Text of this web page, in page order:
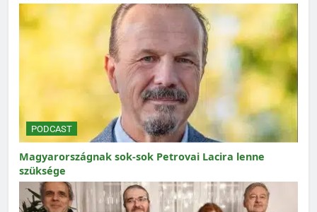
PODCAST
Magyarországnak sok-sok Petrovai Lacira lenne
szüksége